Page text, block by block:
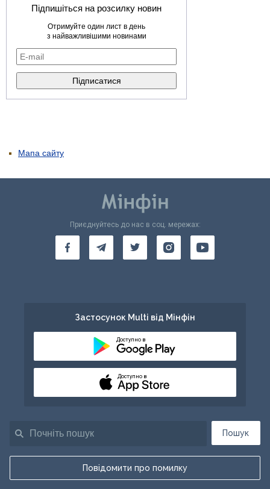
Підпишіться на розсилку новин
Отримуйте один лист в день
з найважливішими новинами
Мапа сайту
Пошук
Повідомити про помилку
Приєднуйтесь до нас в соц. мережах:
Застосунок Multi від Мінфін
Доступно в
Доступно в